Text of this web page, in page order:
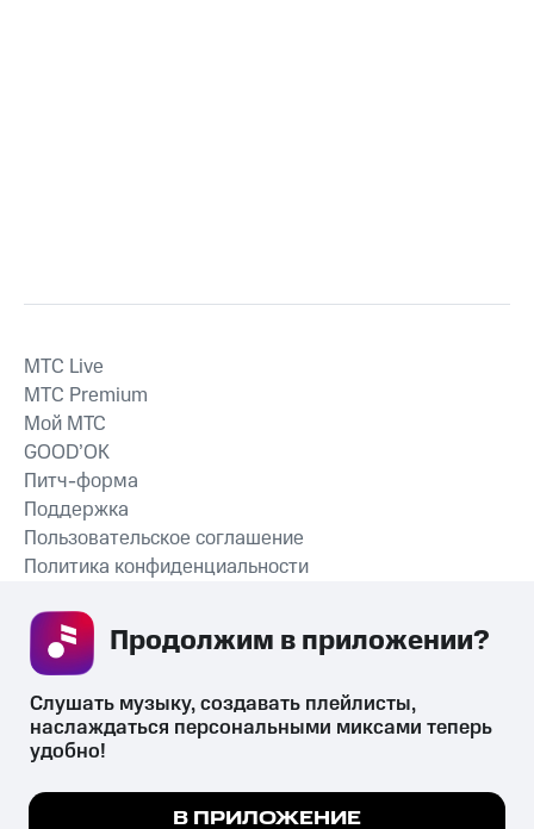
СКАЧАТЬ ПРИЛОЖЕНИЕ
MTС Live
MTС Premium
Мой МТС
GOOD’OK
Питч-форма
Поддержка
Пользовательское соглашение
Политика конфиденциальности
психотропных веществ, их аналогов причиняет вред здоровью,
их незаконный оборот запрещён и влечёт установленную
Мы используем куки, чтобы на сайте все
Слушать музыку, создавать плейлисты,
наслаждаться персональными миксами теперь
удобно!
В ПРИЛОЖЕНИЕ